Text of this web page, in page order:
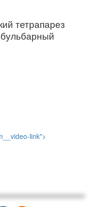
тетрапарез
link">